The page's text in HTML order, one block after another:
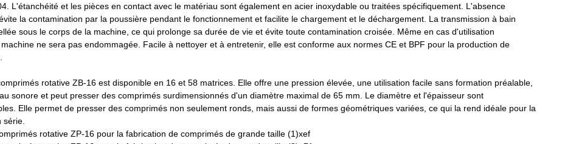
L'étanchéité et les pièces en contact avec le matériau sont également en acier inoxydable ou traitées spécifiquement. L'absence
la contamination par la poussière pendant le fonctionnement et facilite le chargement et le déchargement. La transmission à bain
sous le corps de la machine, ce qui prolonge sa durée de vie et évite toute contamination croisée. Même en cas d'utilisation
ne sera pas endommagée. Facile à nettoyer et à entretenir, elle est conforme aux normes CE et BPF pour la production de
rotative ZB-16 est disponible en 16 et 58 matrices. Elle offre une pression élevée, une utilisation facile sans formation préalable,
sonore et peut presser des comprimés surdimensionnés d'un diamètre maximal de 65 mm. Le diamètre et l'épaisseur sont
Elle permet de presser des comprimés non seulement ronds, mais aussi de formes géométriques variées, ce qui la rend idéale pour la
série.